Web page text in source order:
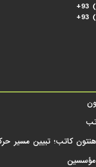
+93
+93
کاتب؛ تبیین مسیر
مؤسسین